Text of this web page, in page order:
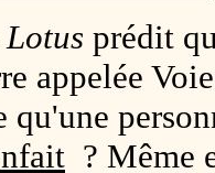
prédit
appelée
qu'une
? Même